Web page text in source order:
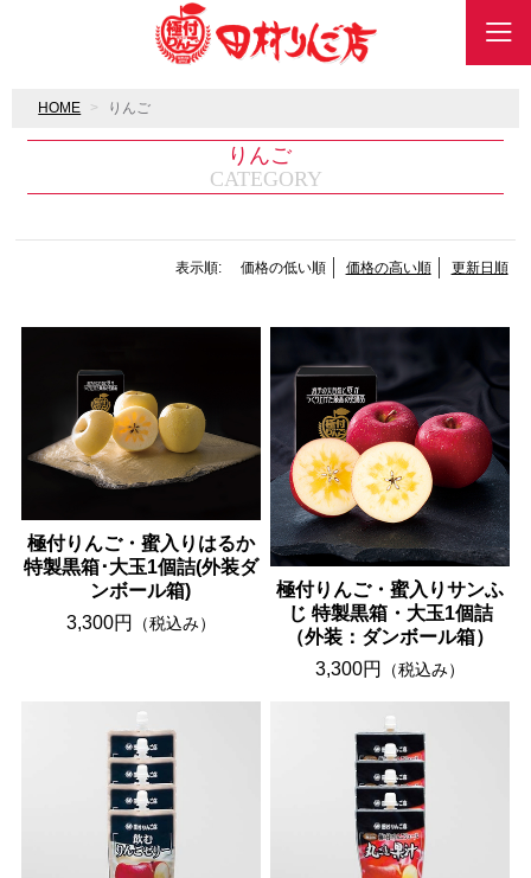
HOME りんご
CATEGORY
りんご
表示順: 価格の低い順 価格の高い順 更新日順
極付りんご・蜜入りはるか
特製黒箱･大玉1個詰(外装ダ
ンボール箱)
3,300円
（税込み）
極付りんご・蜜入りサンふ
じ 特製黒箱・大玉1個詰
（外装：ダンボール箱）
3,300円
（税込み）